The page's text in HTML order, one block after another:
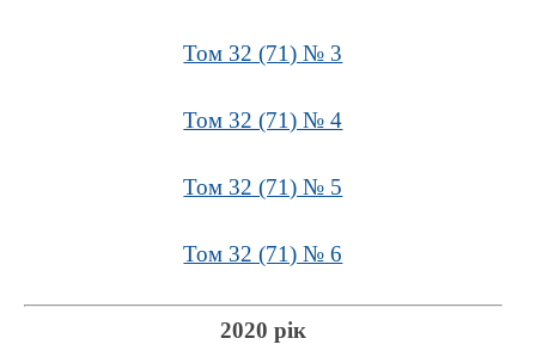
Том 32 (71) № 3
Том 32 (71) № 4
Том 32 (71) № 5
Том 32 (71) № 6
2020 рік